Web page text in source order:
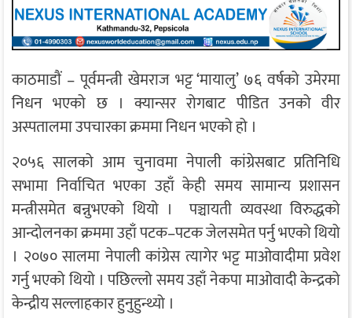
काठमाडाैं – पूर्वमन्त्री खेमराज भट्ट ‘मायालु’ ७६ वर्षको उमेरमा
निधन भएको छ । क्यान्सर रोगबाट पीडित उनको वीर
अस्पतालमा उपचारका क्रममा निधन भएको हो ।
२०५६ सालको आम चुनावमा नेपाली कांग्रेसबाट प्रतिनिधि
सभामा निर्वाचित भएका उहाँ केही समय सामान्य प्रशासन
मन्त्रीसमेत बन्नुभएको थियो । पञ्चायती व्यवस्था विरुद्धको
आन्दोलनका क्रममा उहाँ पटक–पटक जेलसमेत पर्नु भएको थियो
। २०७० सालमा नेपाली कांग्रेस त्यागेर भट्ट माओवादीमा प्रवेश
गर्नु भएको थियो । पछिल्लो समय उहाँ नेकपा माओवादी केन्द्रको
केन्द्रीय सल्लाहकार हुनुहुन्थ्यो ।